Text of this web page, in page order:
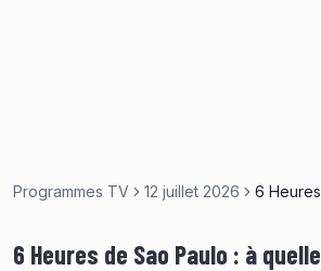
Programmes TV 12 juillet 2026 6
6 Heures de Sao Paulo : à